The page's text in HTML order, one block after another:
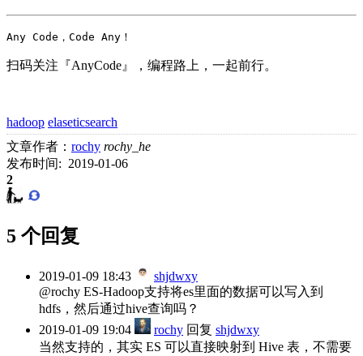
Any Code，Code Any！
扫码关注『AnyCode』，编程路上，一起前行。
hadoop elaseticsearch
文章作者： rochy rochy_he
发布时间: 2019-01-06
2
5 个回复
2019-01-09 18:43
shjdwxy
@rochy ES-Hadoop支持将es里面的数据可以写入到
hdfs，然后通过hive查询吗？
2019-01-09 19:04
rochy 回复 shjdwxy
当然支持的，其实 ES 可以直接映射到 Hive 表，不需要